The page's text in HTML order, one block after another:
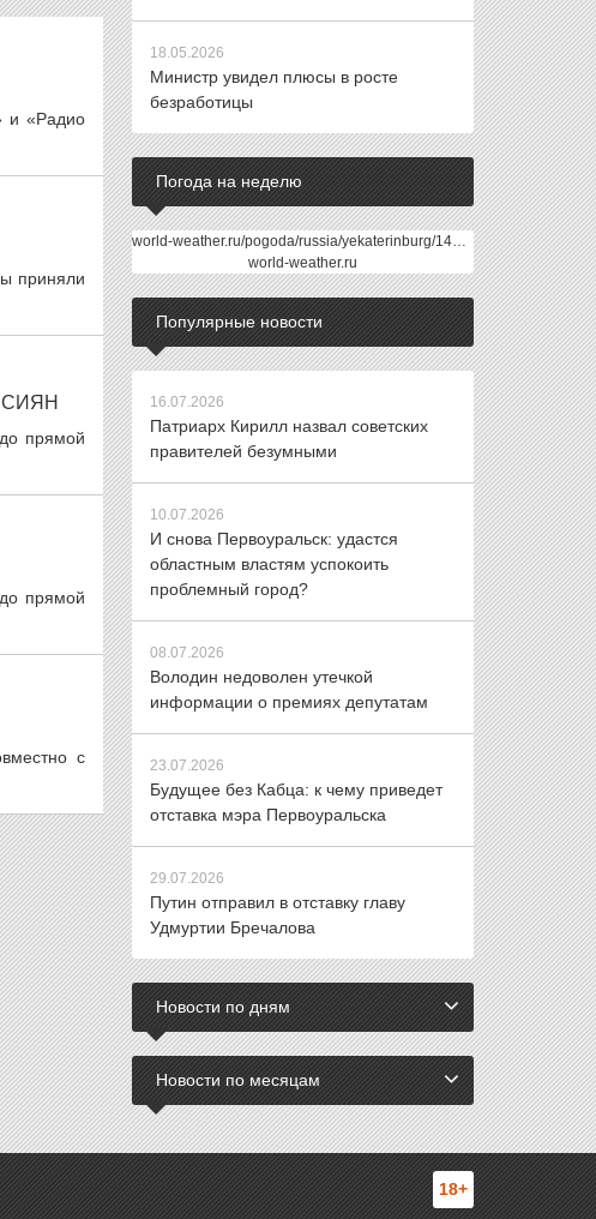
и «Радио
приняли
прямой
прямой
с
18.05.2026
Министр увидел плюсы в росте
безработицы
Погода на неделю
world-weather.ru/pogoda/russia/yekaterinburg/14days/
world-weather.ru
Популярные новости
16.07.2026
Патриарх Кирилл назвал советских
правителей безумными
10.07.2026
И снова Первоуральск: удастся
областным властям успокоить
проблемный город?
08.07.2026
Володин недоволен утечкой
информации о премиях депутатам
23.07.2026
Будущее без Кабца: к чему приведет
отставка мэра Первоуральска
29.07.2026
Путин отправил в отставку главу
Удмуртии Бречалова
Новости по дням
Новости по месяцам
18+